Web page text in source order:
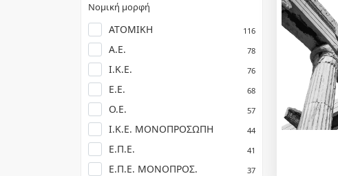
Νομική μορφή
ΑΤΟΜΙΚΗ 116
Α.Ε. 78
Ι.Κ.Ε. 76
Ε.Ε. 68
Ο.Ε. 57
Ι.Κ.Ε. ΜΟΝΟΠΡΟΣΩΠΗ 44
Ε.Π.Ε. 41
Ε.Π.Ε. ΜΟΝΟΠΡΟΣ. 37